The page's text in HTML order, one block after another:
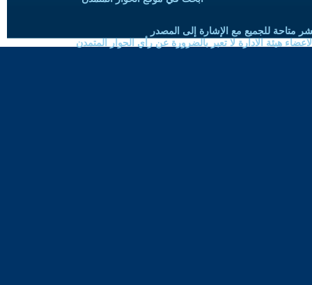
متاحة للجميع مع الإشارة إلى المصدر
هيئة الادارة لا تعبر بالضرورة عن رأي الحوار المتمدن